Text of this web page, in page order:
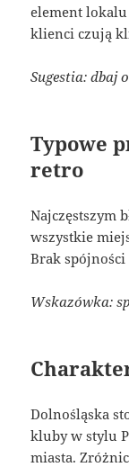
element
klienci czują
Sugestia: dbaj
Typowe
retro
Najczęstszym
wszystkie
Brak
Wskazówka:
Dolnośląska
kluby w stylu
miasta.